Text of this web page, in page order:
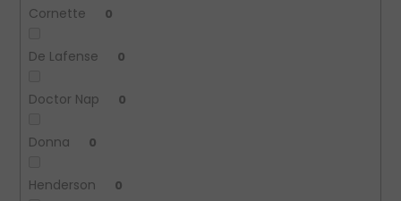
Cornette 0
De Lafense 0
Doctor Nap 0
Donna 0
Henderson 0